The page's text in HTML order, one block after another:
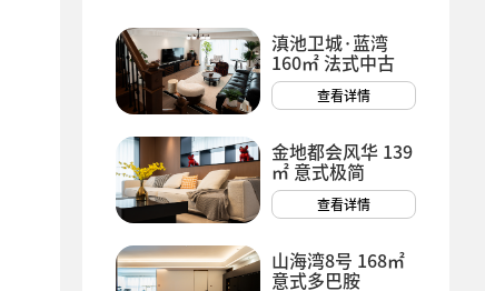
滇池卫城·蓝湾
160㎡ 法式中古
查看详情
金地都会风华 139
㎡ 意式极简
查看详情
山海湾8号 168㎡
意式多巴胺